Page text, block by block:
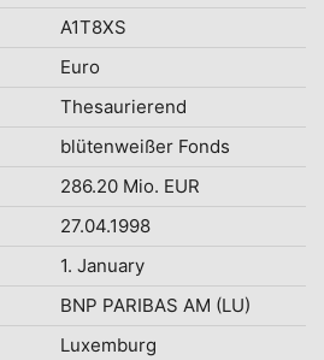
A1T8XS
Euro
Thesaurierend
blütenweißer Fonds
286.20 Mio. EUR
27.04.1998
1. January
BNP PARIBAS AM (LU)
Luxemburg